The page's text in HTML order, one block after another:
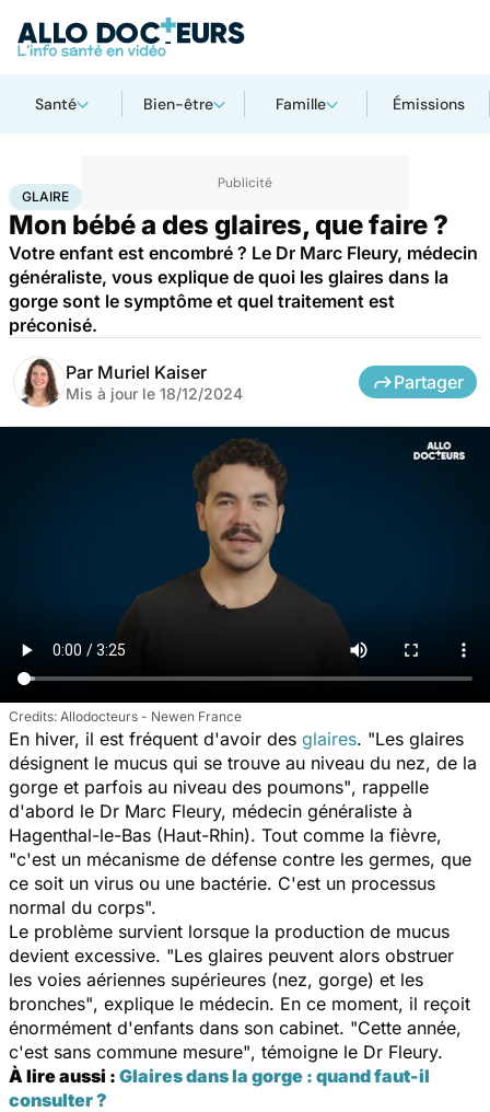
Santé Bien-être Famille Émissions
AccueilFamille
GLAIRE
Mon bébé a des glaires, que faire ?
Votre enfant est encombré ? Le Dr Marc Fleury, médecin
généraliste, vous explique de quoi les glaires dans la
gorge sont le symptôme et quel traitement est
préconisé.
Par Muriel Kaiser
Mis à jour le 18/12/2024
Partager
Allodocteurs - Newen France
En hiver, il est fréquent d'avoir des glaires. "Les glaires
désignent le mucus qui se trouve au niveau du nez, de la
gorge et parfois au niveau des poumons", rappelle
d'abord le Dr Marc Fleury, médecin généraliste à
Hagenthal-le-Bas (Haut-Rhin). Tout comme la fièvre,
"c'est un mécanisme de défense contre les germes, que
ce soit un virus ou une bactérie. C'est un processus
normal du corps".
Le problème survient lorsque la production de mucus
devient excessive. "Les glaires peuvent alors obstruer
les voies aériennes supérieures (nez, gorge) et les
bronches", explique le médecin. En ce moment, il reçoit
énormément d'enfants dans son cabinet. "Cette année,
c'est sans commune mesure", témoigne le Dr Fleury.
À lire aussi : Glaires dans la gorge : quand faut-il
consulter ?